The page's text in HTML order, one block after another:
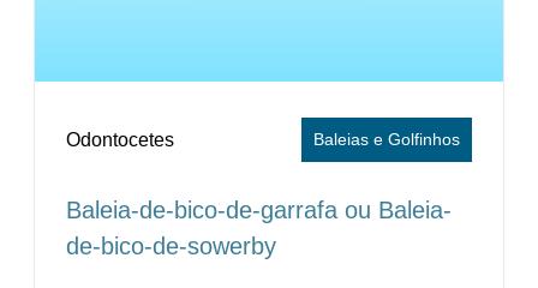
Baleias e Golfinhos
Odontocetes
Baleia-de-bico-de-garrafa ou Baleia-
de-bico-de-sowerby